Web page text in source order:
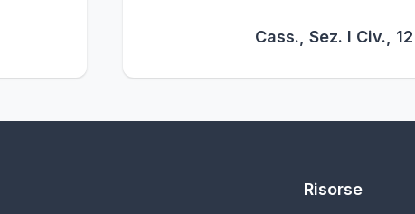
Cass., Sez. I Civ.,
Risorse